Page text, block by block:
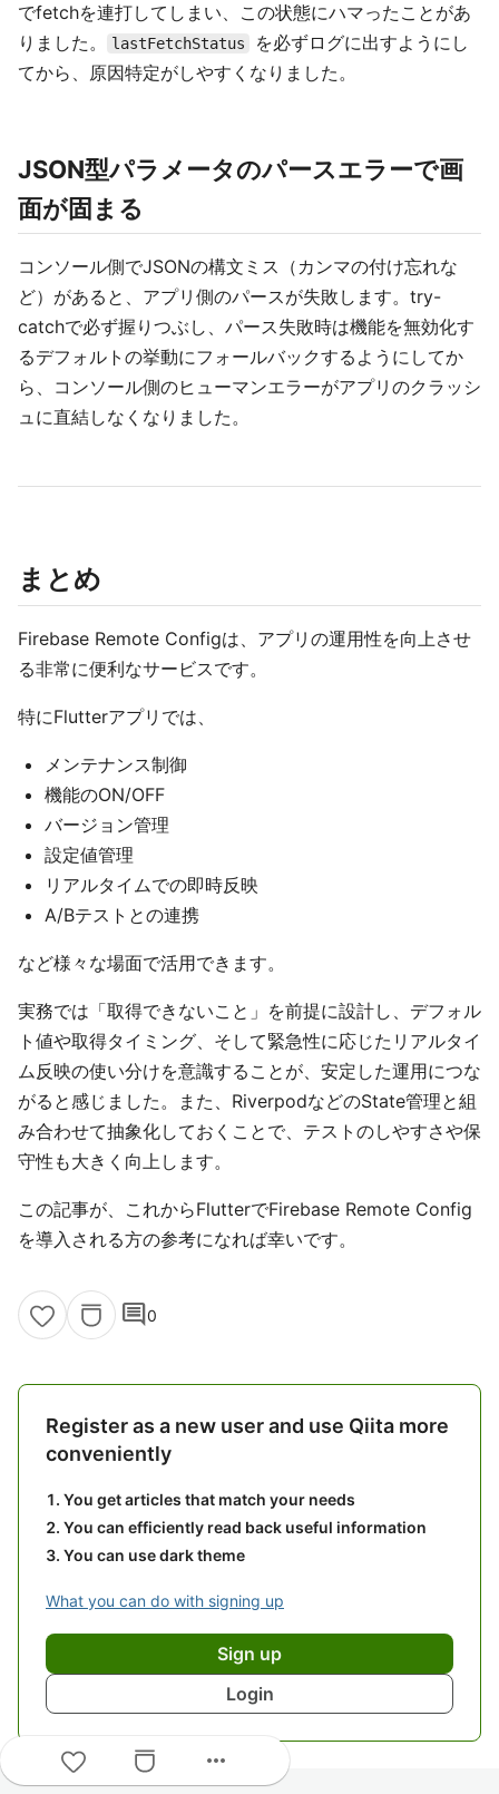
でfetchを連打してしまい、この状態にハマったことがあ
りました。
lastFetchStatus
を必ずログに出すようにし
てから、原因特定がしやすくなりました。
JSON型パラメータのパースエラーで画
面が固まる
コンソール側でJSONの構文ミス（カンマの付け忘れな
ど）があると、アプリ側のパースが失敗します。try-
catchで必ず握りつぶし、パース失敗時は機能を無効化す
るデフォルトの挙動にフォールバックするようにしてか
ら、コンソール側のヒューマンエラーがアプリのクラッシ
ュに直結しなくなりました。
まとめ
Firebase Remote Configは、アプリの運用性を向上させ
る非常に便利なサービスです。
特にFlutterアプリでは、
メンテナンス制御
機能のON/OFF
バージョン管理
設定値管理
リアルタイムでの即時反映
A/Bテストとの連携
など様々な場面で活用できます。
実務では「取得できないこと」を前提に設計し、デフォル
ト値や取得タイミング、そして緊急性に応じたリアルタイ
ム反映の使い分けを意識することが、安定した運用につな
がると感じました。また、RiverpodなどのState管理と組
み合わせて抽象化しておくことで、テストのしやすさや保
守性も大きく向上します。
この記事が、これからFlutterでFirebase Remote Config
を導入される方の参考になれば幸いです。
comment0
Register as a new user and use Qiita more
conveniently
You get articles that match your needs
You can efficiently read back useful information
You can use dark theme
What you can do with signing up
Sign up
Login
more_horiz